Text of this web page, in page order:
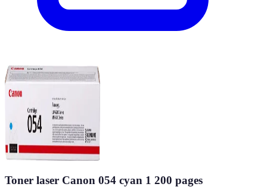
Toner laser Canon 054 cyan 1 200 pages